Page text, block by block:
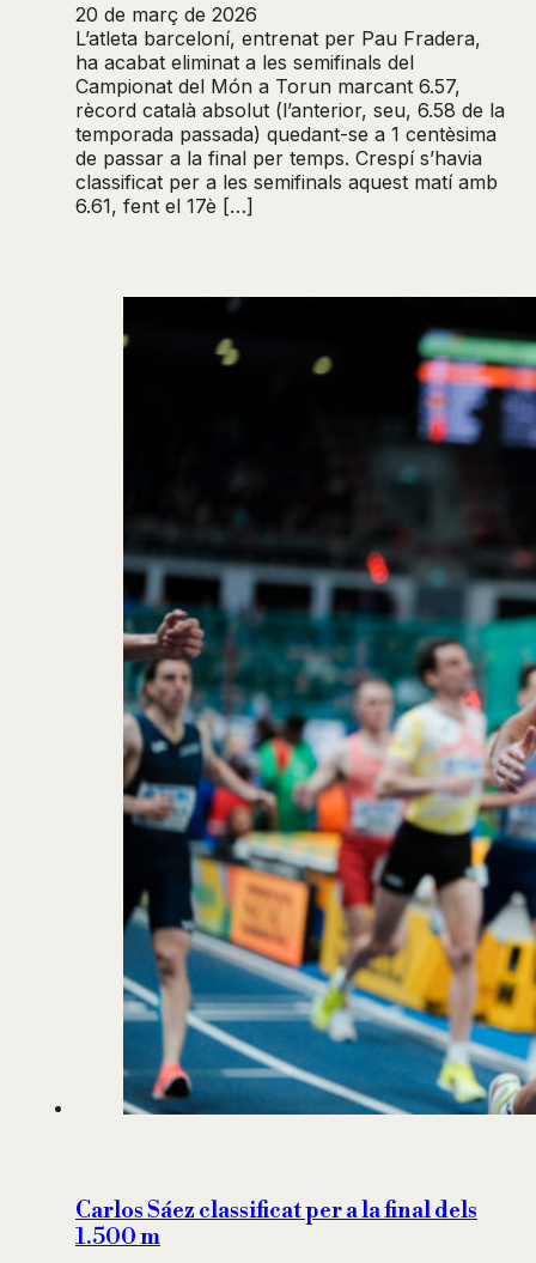
20 de març de 2026
L’atleta barceloní, entrenat per Pau Fradera,
ha acabat eliminat a les semifinals del
Campionat del Món a Torun marcant 6.57,
rècord català absolut (l’anterior, seu, 6.58 de la
temporada passada) quedant-se a 1 centèsima
de passar a la final per temps. Crespí s’havia
classificat per a les semifinals aquest matí amb
6.61, fent el 17è […]
Carlos Sáez classificat per a la final dels
1.500 m